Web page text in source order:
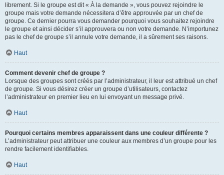
librement. Si le groupe est dit « À la demande », vous pouvez rejoindre le
groupe mais votre demande nécessitera d’être approuvée par un chef de
groupe. Ce dernier pourra vous demander pourquoi vous souhaitez rejoindre
le groupe et ainsi décider s’il approuvera ou non votre demande. N’importunez
pas le chef de groupe s’il annule votre demande, il a sûrement ses raisons.
Haut
Comment devenir chef de groupe ?
Lorsque des groupes sont créés par l’administrateur, il leur est attribué un chef
de groupe. Si vous désirez créer un groupe d’utilisateurs, contactez
l’administrateur en premier lieu en lui envoyant un message privé.
Haut
Pourquoi certains membres apparaissent dans une couleur différente ?
L’administrateur peut attribuer une couleur aux membres d’un groupe pour les
rendre facilement identifiables.
Haut